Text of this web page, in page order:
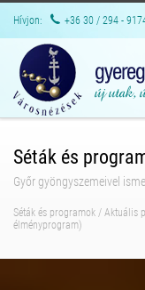
Hívjon: +36 30 / 294 -
Séták és
Győr gyöngyszemeivel
Séták és programok / Aktuális
élményprogram)